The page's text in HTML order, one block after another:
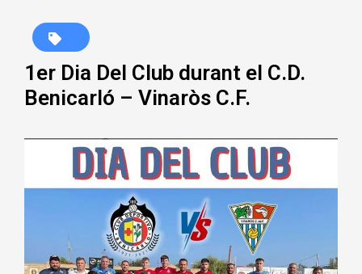
1er Dia Del Club durant el C.D.
Benicarló – Vinaròs C.F.